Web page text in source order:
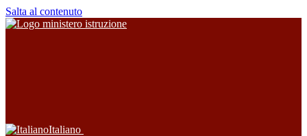
Salta al contenuto
Italiano